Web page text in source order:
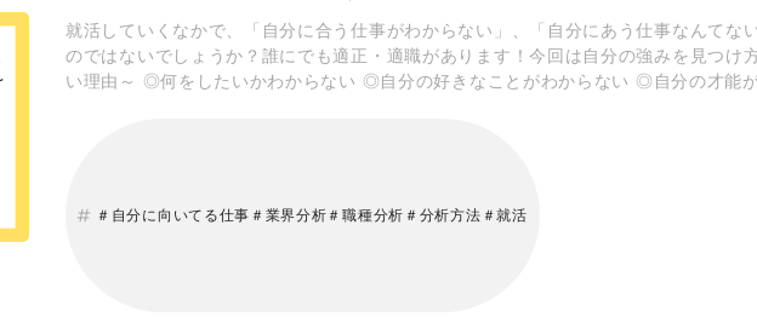
就活していくなかで、「自分に合う仕事がわからない」、「自分にあう仕事なんてな
のではないでしょうか？誰にでも適正・適職があります！今回は自分の強みを見つ
い理由～ ◎何をしたいかわからない ◎自分の好きなことがわからない ◎自分の才能
＃自分に向いてる仕事＃業界分析＃職種分析＃分析方法＃就活